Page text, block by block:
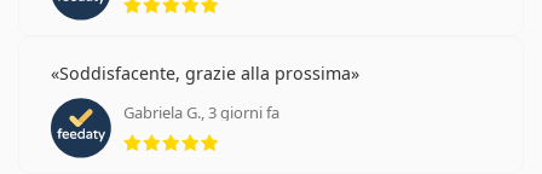
Soddisfacente, grazie alla prossima
Gabriela G., 3 giorni fa
valutazione 5 di 5